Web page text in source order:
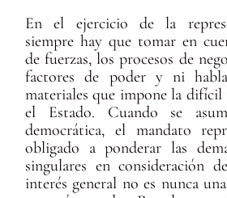
En el ejercicio de la
siempre hay que tomar en
de fuerzas, los procesos de
factores de poder y ni
materiales que impone la difícil
el Estado. Cuando se
democrática, el mandato
obligado a ponderar las
singulares en consideración
interés general no es nunca